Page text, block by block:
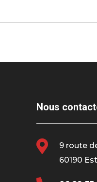
Nous

9 route
60190